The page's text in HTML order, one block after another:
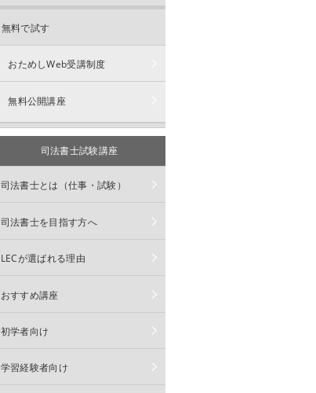
無料で試す
おためしWeb受講制度
無料公開講座
司法書士試験講座
司法書士とは（仕事・試験）
司法書士を目指す方へ
LECが選ばれる理由
おすすめ講座
初学者向け
学習経験者向け